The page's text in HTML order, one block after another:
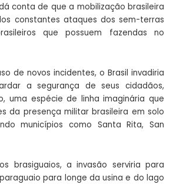
conta de que a mobilização brasileira
constantes ataques dos sem-terras
que possuem fazendas no
de novos incidentes, o Brasil invadiria
a segurança de seus cidadãos,
uma espécie de linha imaginária que
da presença militar brasileira em solo
municípios como Santa Rita, San
brasiguaios, a invasão serviria para
para longe da usina e do lago